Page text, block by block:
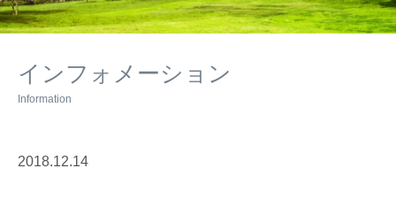
インフォメーション
2018.12.14